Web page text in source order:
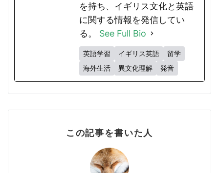
を持ち、イギリス文化と英語
に関する情報を発信してい
る。 See Full Bio
英語学習 イギリス英語
留学
海外生活
異文化理解 発音
この記事を書いた人